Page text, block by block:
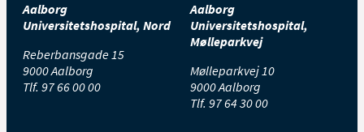
Aalborg
Universitetshospital, Nord
Reberbansgade 15
9000 Aalborg
Tlf. 97 66 00 00
Aalborg
Universitetshospital,
Mølleparkvej
Mølleparkvej 10
9000 Aalborg
Tlf. 97 64 30 00